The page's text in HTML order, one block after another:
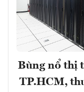
Bùng nổ thị
TP.HCM,